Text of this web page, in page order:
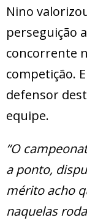
Nino
perseguição
concorrente
competição.
defensor
equipe.
“O
a ponto,
mérito acho
naquelas